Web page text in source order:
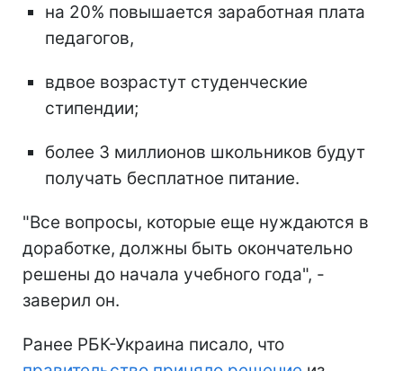
на 20% повышается заработная плата
педагогов,
вдвое возрастут студенческие
стипендии;
более 3 миллионов школьников будут
получать бесплатное питание.
"Все вопросы, которые еще нуждаются в
доработке, должны быть окончательно
решены до начала учебного года", -
заверил он.
Ранее РБК-Украина писало, что